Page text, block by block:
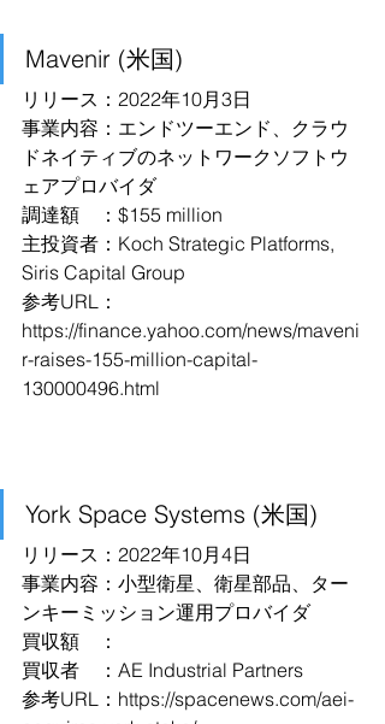
Mavenir (米国)
リリース：2022年10月3日
事業内容：エンドツーエンド、クラウ
ドネイティブのネットワークソフトウ
ェアプロバイダ
調達額　：$155 million
主投資者：Koch Strategic Platforms,
Siris Capital Group
参考URL：
https://finance.yahoo.com/news/maveni
r-raises-155-million-capital-
130000496.html
York Space Systems (米国)
リリース：2022年10月4日
事業内容：小型衛星、衛星部品、ター
ンキーミッション運用プロバイダ
買収額　：
買収者　：AE Industrial Partners
参考URL：https://spacenews.com/aei-